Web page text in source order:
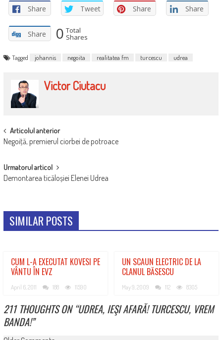
Share Tweet Share Share
Share 0 Total
Shares
Tagged johannis negoita realitatea fm turcescu udrea
Victor Ciutacu
POST
NAVIGATION
Articolul anterior
Negoiţă, premierul ciorbei de potroace
Urmatorul articol
Demontarea ticăloșiei Elenei Udrea
SIMILAR POSTS
CUM L-A EXECUTAT KOVESI PE
VÂNTU ÎN EVZ
April 6, 2011 188 11590
UN SCAUN ELECTRIC DE LA
CLANUL BĂSESCU
May 9, 2009 112 8305
211 THOUGHTS ON “UDREA, IEŞI AFARĂ! TURCESCU, VREM
BANDA!”